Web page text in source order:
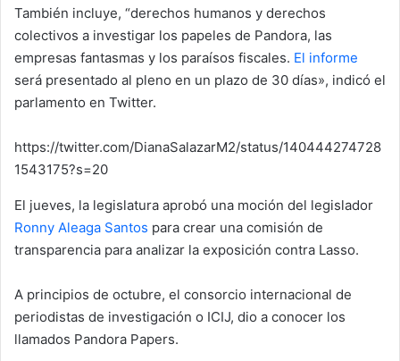
También incluye, “derechos humanos y derechos
colectivos a investigar los papeles de Pandora, las
empresas fantasmas y los paraísos fiscales. El informe
será presentado al pleno en un plazo de 30 días», indicó el
parlamento en Twitter.
https://twitter.com/DianaSalazarM2/status/140444274728
1543175?s=20
El jueves, la legislatura aprobó una moción del legislador
Ronny Aleaga Santos para crear una comisión de
transparencia para analizar la exposición contra Lasso.
A principios de octubre, el consorcio internacional de
periodistas de investigación o ICIJ, dio a conocer los
llamados Pandora Papers.